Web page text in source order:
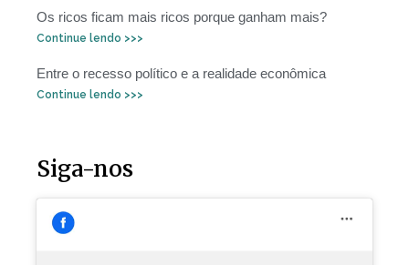
Os ricos ficam mais ricos porque ganham mais?
Continue lendo >>>
Entre o recesso político e a realidade econômica
Continue lendo >>>
Siga-nos